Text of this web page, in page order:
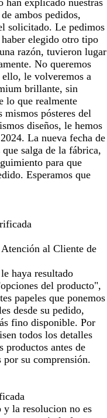
han explicado nuestras
ambos pedidos,
solicitado. Le pedimos
elegido otro tipo
razón, tuvieron lugar
No queremos
le volveremos a
brillante, sin
lo que realmente
mismos pósteres del
diseños, le hemos
La nueva fecha de
salga de la fábrica,
para que
Esperamos que
al Cliente de
haya resultado
del producto",
papeles que ponemos
desde su pedido,
fino disponible. Por
todos los detalles
productos antes de
su comprensión.
y la resolucion no es